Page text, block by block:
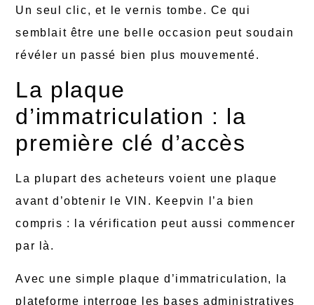
Un seul clic, et le vernis tombe. Ce qui
semblait être une belle occasion peut soudain
révéler un passé bien plus mouvementé.
La plaque
d’immatriculation : la
première clé d’accès
La plupart des acheteurs voient une plaque
avant d’obtenir le VIN. Keepvin l’a bien
compris : la vérification peut aussi commencer
par là.
Avec une simple plaque d’immatriculation, la
plateforme interroge les bases administratives